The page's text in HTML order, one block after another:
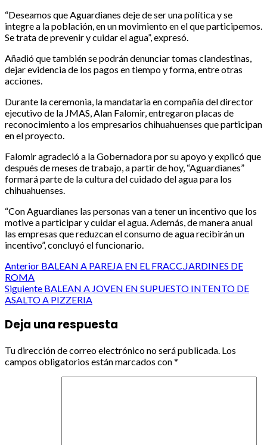
“Deseamos que Aguardianes deje de ser una política y se
integre a la población, en un movimiento en el que participemos.
Se trata de prevenir y cuidar el agua”, expresó.
Añadió que también se podrán denunciar tomas clandestinas,
dejar evidencia de los pagos en tiempo y forma, entre otras
acciones.
Durante la ceremonia, la mandataria en compañía del director
ejecutivo de la JMAS, Alan Falomir, entregaron placas de
reconocimiento a los empresarios chihuahuenses que participan
en el proyecto.
Falomir agradeció a la Gobernadora por su apoyo y explicó que
después de meses de trabajo, a partir de hoy, “Aguardianes”
formará parte de la cultura del cuidado del agua para los
chihuahuenses.
“Con Aguardianes las personas van a tener un incentivo que los
motive a participar y cuidar el agua. Además, de manera anual
las empresas que reduzcan el consumo de agua recibirán un
incentivo”, concluyó el funcionario.
Post
navigation
Anterior BALEAN A PAREJA EN EL FRACC.JARDINES DE
ROMA
Siguiente BALEAN A JOVEN EN SUPUESTO INTENTO DE
ASALTO A PIZZERIA
Deja una respuesta
Tu dirección de correo electrónico no será publicada. Los
campos obligatorios están marcados con*